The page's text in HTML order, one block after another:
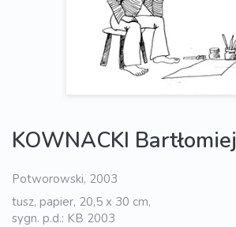
KOWNACKI Bartłomiej
Potworowski, 2003
tusz, papier, 20,5 x 30 cm,
sygn. p.d.: KB 2003